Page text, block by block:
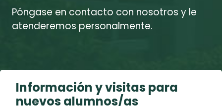
Póngase en contacto con nosotros y le
atenderemos personalmente.
Información y visitas para
nuevos alumnos/as